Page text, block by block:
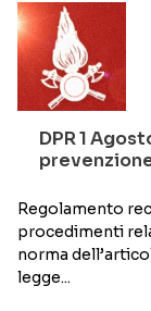
DPR 1
Regolamento
procedimenti
norma
legge...